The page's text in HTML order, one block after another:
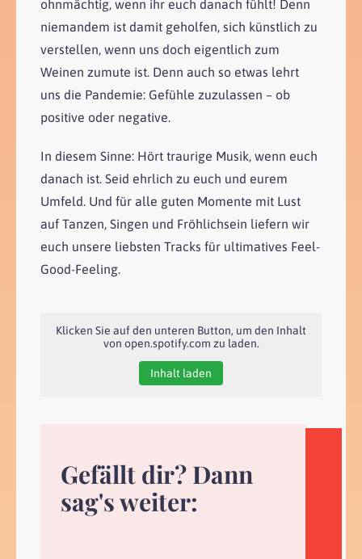
ohnmächtig, wenn ihr euch danach fühlt! Denn
niemandem ist damit geholfen, sich künstlich zu
verstellen, wenn uns doch eigentlich zum
Weinen zumute ist. Denn auch so etwas lehrt
uns die Pandemie: Gefühle zuzulassen – ob
positive oder negative.
In diesem Sinne: Hört traurige Musik, wenn euch
danach ist. Seid ehrlich zu euch und eurem
Umfeld. Und für alle guten Momente mit Lust
auf Tanzen, Singen und Fröhlichsein liefern wir
euch unsere liebsten Tracks für ultimatives Feel-
Good-Feeling.
Klicken Sie auf den unteren Button, um den Inhalt
von open.spotify.com zu laden.
Inhalt laden
Gefällt dir? Dann
sag's weiter: